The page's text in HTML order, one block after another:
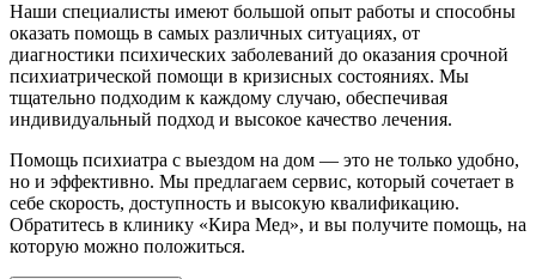
Наши специалисты имеют большой опыт работы и способны
оказать помощь в самых различных ситуациях, от
диагностики психических заболеваний до оказания срочной
психиатрической помощи в кризисных состояниях. Мы
тщательно подходим к каждому случаю, обеспечивая
индивидуальный подход и высокое качество лечения.
Помощь психиатра с выездом на дом — это не только удобно,
но и эффективно. Мы предлагаем сервис, который сочетает в
себе скорость, доступность и высокую квалификацию.
Обратитесь в клинику «Кира Мед», и вы получите помощь, на
которую можно положиться.